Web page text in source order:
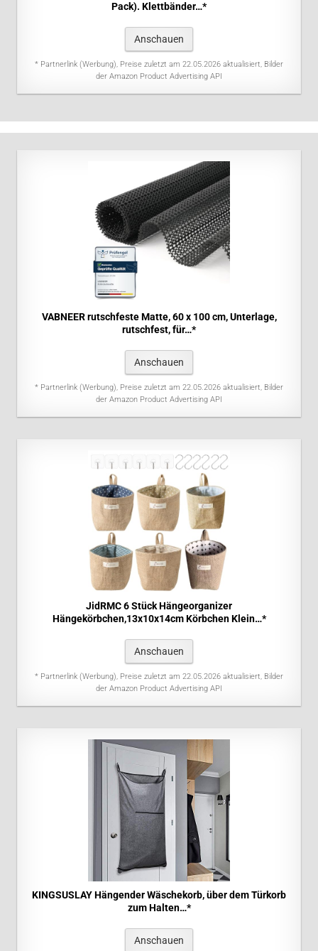
Pack). Klettbänder…*
Anschauen
* Partnerlink (Werbung), Preise zuletzt am 22.05.2026 aktualisiert, Bilder
der Amazon Product Advertising API
VABNEER rutschfeste Matte, 60 x 100 cm, Unterlage,
rutschfest, für…*
Anschauen
* Partnerlink (Werbung), Preise zuletzt am 22.05.2026 aktualisiert, Bilder
der Amazon Product Advertising API
JidRMC 6 Stück Hängeorganizer
Hängekörbchen,13x10x14cm Körbchen Klein…*
Anschauen
* Partnerlink (Werbung), Preise zuletzt am 22.05.2026 aktualisiert, Bilder
der Amazon Product Advertising API
KINGSUSLAY Hängender Wäschekorb, über dem Türkorb
zum Halten…*
Anschauen